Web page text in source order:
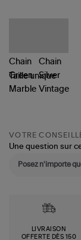
Tailleunique
VOTRE
Une question sur
LIVRAISON
OFFERTE DÈS 150